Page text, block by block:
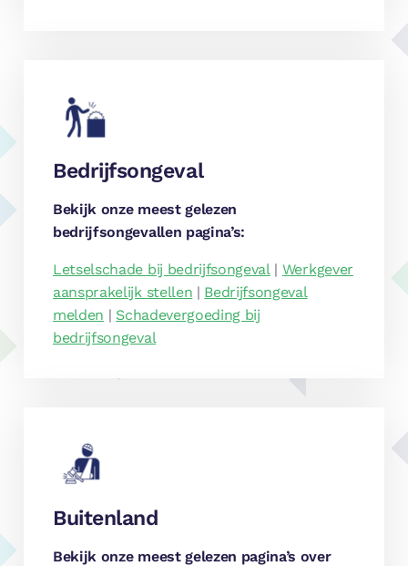
Bedrijfsongeval
Bekijk onze meest gelezen
bedrijfsongevallen pagina’s:
Letselschade bij bedrijfsongeval| Werkgever
aansprakelijk stellen | Bedrijfsongeval
melden | Schadevergoeding bij
bedrijfsongeval
Buitenland
Bekijk onze meest gelezen pagina’s over